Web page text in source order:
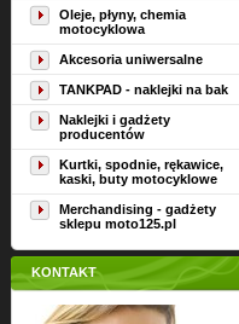
Oleje, płyny, chemia
motocyklowa
Akcesoria uniwersalne
TANKPAD - naklejki na bak
Naklejki i gadżety
producentów
Kurtki, spodnie, rękawice,
kaski, buty motocyklowe
Merchandising - gadżety
sklepu moto125.pl
KONTAKT